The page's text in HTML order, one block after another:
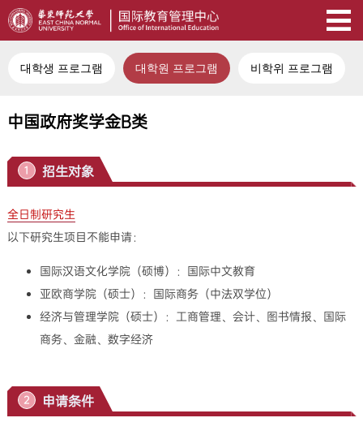
대학생 프로그램 대학원 프로그램 비학위 프로그램
中国政府奖学金B类
1 招生对象
全日制研究生
以下研究生项目不能申请：
国际汉语文化学院（硕博）：国际中文教育
亚欧商学院（硕士）：国际商务（中法双学位）
经济与管理学院（硕士）：工商管理、会计、图书情报、国际
商务、金融、数字经济
2 申请条件